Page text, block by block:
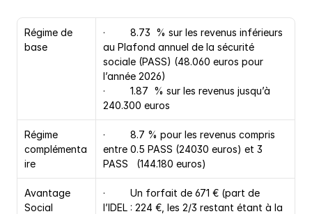
Régime de
base
·         8.73  % sur les revenus inférieurs
au Plafond annuel de la sécurité
sociale (PASS) (48.060 euros pour
l’année 2026)
·         1.87  % sur les revenus jusqu’à
240.300 euros
Régime
complémenta
ire
·         8.7 % pour les revenus compris
entre 0.5 PASS (24030 euros) et 3
PASS   (144.180 euros)
Avantage
Social
·         Un forfait de 671 € (part de
l’IDEL : 224 €, les 2/3 restant étant à la